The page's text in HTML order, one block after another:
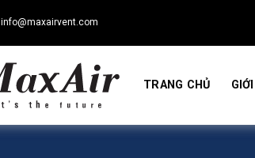
info@maxairvent.com
TRANG CHỦ